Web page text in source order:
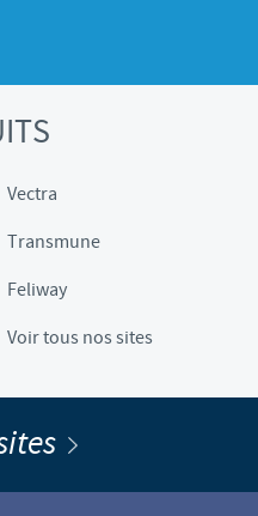
Vectra
Transmune
Feliway
Voir tous nos sites